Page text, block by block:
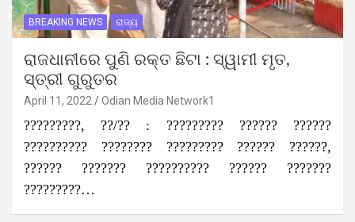
BREAKING NEWS ରାଜ୍ୟ
ରାଜଧାନୀରେ ପୁଣି ରକ୍ତ ଛିଟା : ସ୍ୱାମୀ ମୃତ,
ସ୍ତ୍ରୀ ଗୁରୁତର
April 11, 2022 Odian Media Network1
?????????, ??/?? : ????????? ?????? ??????
?????????? ???????? ????????? ?????? ??????,
?????? ??????? ?????????? ?????? ???????
?????????…